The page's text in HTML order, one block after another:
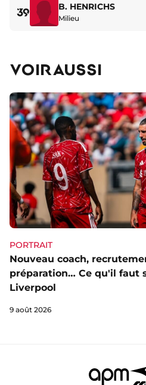
39 B. HENRICHS
Milieu
VOIR AUSSI
PORTRAIT
Nouveau coach,
préparation… Ce qu'il faut
Liverpool
9 août 2026